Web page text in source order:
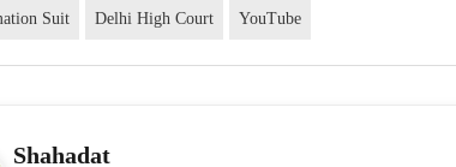
Suit Delhi High Court YouTube
Shahadat